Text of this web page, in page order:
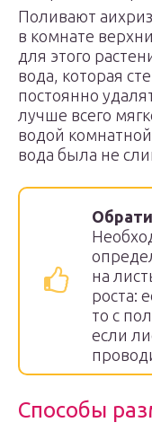
Поливают
в комнате
для этого
вода, которая
постоянно
лучше всего
водой
вода была не
на
роста:
то с
если
Способы